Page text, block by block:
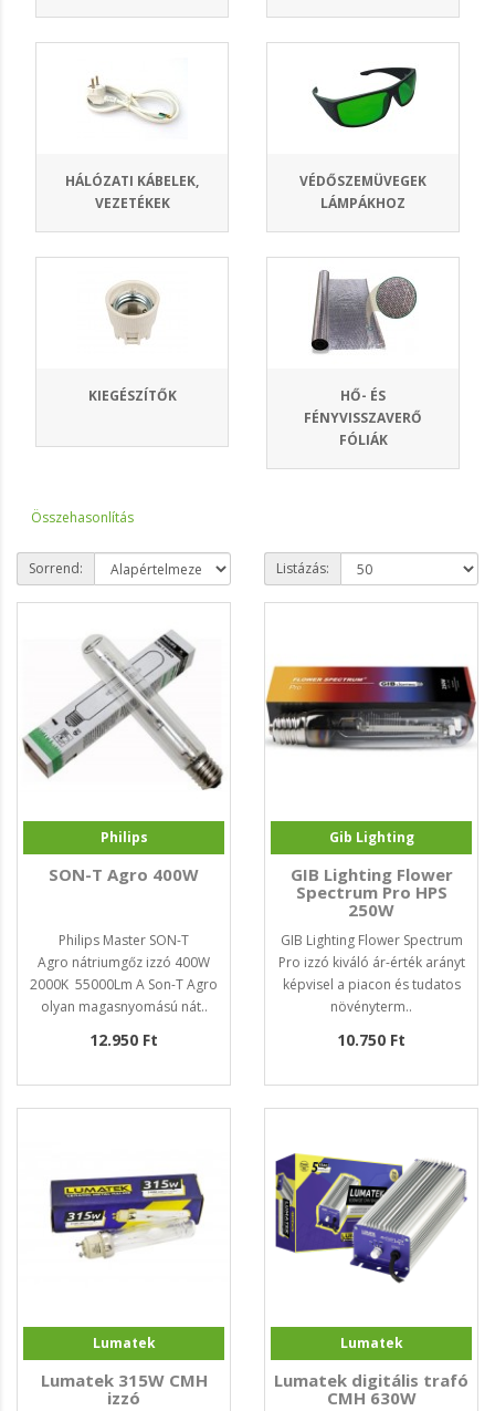
HÁLÓZATI KÁBELEK,
VEZETÉKEK
VÉDŐSZEMÜVEGEK
LÁMPÁKHOZ
KIEGÉSZÍTŐK
HŐ- ÉS
FÉNYVISSZAVERŐ
FÓLIÁK
Összehasonlítás
Sorrend: Listázás:
Philips
SON-T Agro 400W
Philips Master SON-T
Agro nátriumgőz izzó 400W
2000K 55000Lm A Son-T Agro
olyan magasnyomású nát..
12.950 Ft
Gib Lighting
GIB Lighting Flower
Spectrum Pro HPS
250W
GIB Lighting Flower Spectrum
Pro izzó kiváló ár-érték arányt
képvisel a piacon és tudatos
növényterm..
10.750 Ft
Lumatek
Lumatek 315W CMH
izzó
Lumatek
Lumatek digitális trafó
CMH 630W